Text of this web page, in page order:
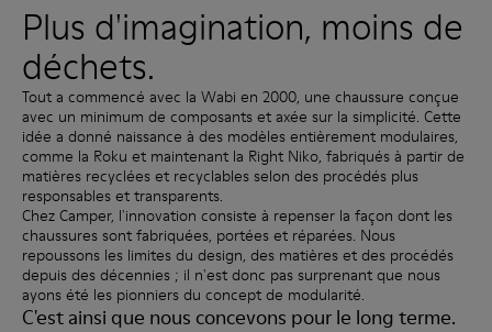
Plus d'imagination, moins de
déchets.
Tout a commencé avec la Wabi en 2000, une chaussure conçue
avec un minimum de composants et axée sur la simplicité. Cette
idée a donné naissance à des modèles entièrement modulaires,
comme la Roku et maintenant la Right Niko, fabriqués à partir de
matières recyclées et recyclables selon des procédés plus
responsables et transparents.
Chez Camper, l'innovation consiste à repenser la façon dont les
chaussures sont fabriquées, portées et réparées. Nous
repoussons les limites du design, des matières et des procédés
depuis des décennies ; il n'est donc pas surprenant que nous
ayons été les pionniers du concept de modularité.
C'est ainsi que nous concevons pour le long terme.